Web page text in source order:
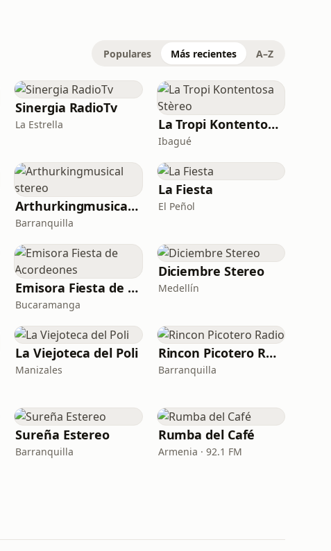
Populares Más recientes A–Z
Sinergia RadioTv
La Estrella La Tropi Kontentosa Stèreo
Ibagué
Arthurkingmusical stereo
Barranquilla
La Fiesta
El Peñol
Emisora Fiesta de Acordeones
Bucaramanga
Diciembre Stereo
Medellín
La Viejoteca del Poli
Manizales
Rincon Picotero Radio
Barranquilla
Sureña Estereo
Barranquilla
Rumba del Café
Armenia · 92.1 FM